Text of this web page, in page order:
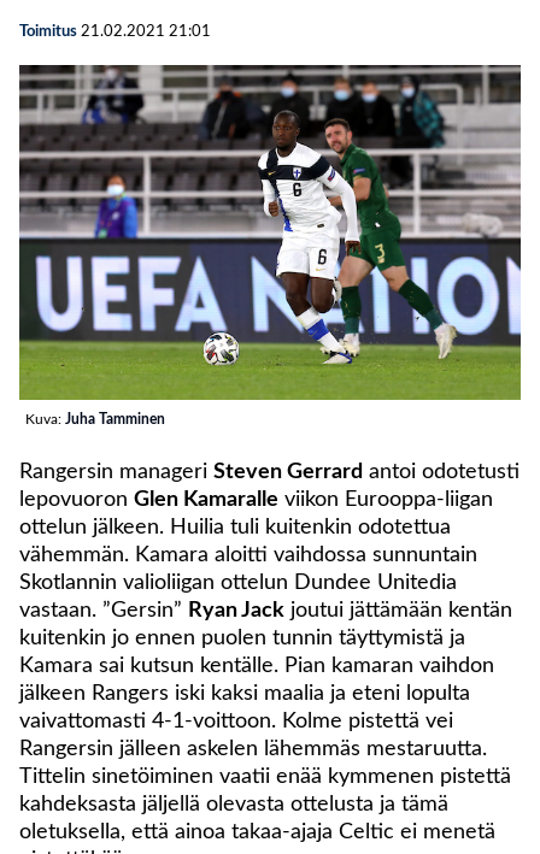
Toimitus 21.02.2021 21:01
Kuva: Juha Tamminen
Rangersin manageri Steven Gerrard antoi odotetusti
lepovuoron Glen Kamaralle viikon Eurooppa-liigan
ottelun jälkeen. Huilia tuli kuitenkin odotettua
vähemmän. Kamara aloitti vaihdossa sunnuntain
Skotlannin valioliigan ottelun Dundee Unitedia
vastaan. ”Gersin” Ryan Jack joutui jättämään kentän
kuitenkin jo ennen puolen tunnin täyttymistä ja
Kamara sai kutsun kentälle. Pian kamaran vaihdon
jälkeen Rangers iski kaksi maalia ja eteni lopulta
vaivattomasti 4-1-voittoon. Kolme pistettä vei
Rangersin jälleen askelen lähemmäs mestaruutta.
Tittelin sinetöiminen vaatii enää kymmenen pistettä
kahdeksasta jäljellä olevasta ottelusta ja tämä
oletuksella, että ainoa takaa-ajaja Celtic ei menetä